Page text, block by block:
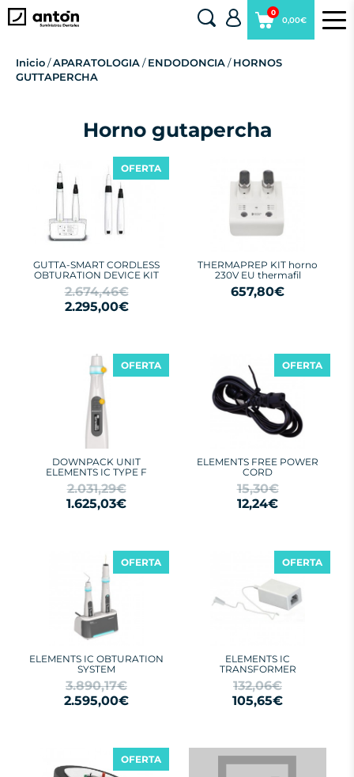
0,00€
0
Inicio/APARATOLOGIA/ENDODONCIA/HORNOS
GUTTAPERCHA
Horno gutapercha
GUTTA-SMART CORDLESS
OBTURATION DEVICE KIT
2.674,46€
2.295,00€
OFERTA
THERMAPREP KIT horno
230V EU thermafil
657,80€
DOWNPACK UNIT
ELEMENTS IC TYPE F
2.031,29€
1.625,03€
OFERTA
ELEMENTS FREE POWER
CORD
15,30€
12,24€
OFERTA
ELEMENTS IC OBTURATION
SYSTEM
3.890,17€
2.595,00€
OFERTA
ELEMENTS IC
TRANSFORMER
132,06€
105,65€
OFERTA
OFERTA